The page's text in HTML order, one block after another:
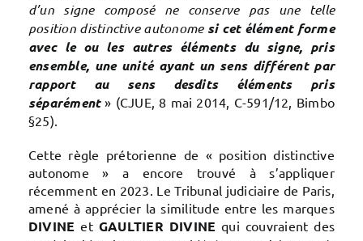
d’un signe composé ne conserve pas une telle
position distinctive autonome si cet élément forme
avec le ou les autres éléments du signe, pris
ensemble, une unité ayant un sens différent par
rapport au sens desdits éléments pris
séparément » (CJUE, 8 mai 2014, C-591/12, Bimbo
§25).
Cette règle prétorienne de « position distinctive
autonome » a encore trouvé à s’appliquer
récemment en 2023. Le Tribunal judiciaire de Paris,
amené à apprécier la similitude entre les marques
DIVINEetGAULTIER DIVINE qui couvraient des